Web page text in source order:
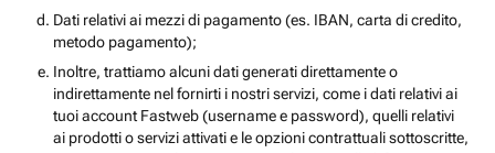
Dati relativi ai mezzi di pagamento (es. IBAN, carta di credito,
metodo pagamento);
Inoltre, trattiamo alcuni dati generati direttamente o
indirettamente nel fornirti i nostri servizi, come i dati relativi ai
tuoi account Fastweb (username e password), quelli relativi
ai prodotti o servizi attivati e le opzioni contrattuali sottoscritte,